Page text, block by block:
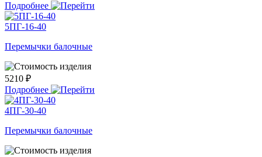
Подробнее
5ПГ-16-40
Перемычки балочные
5210 ₽
Подробнее
4ПГ-30-40
Перемычки балочные